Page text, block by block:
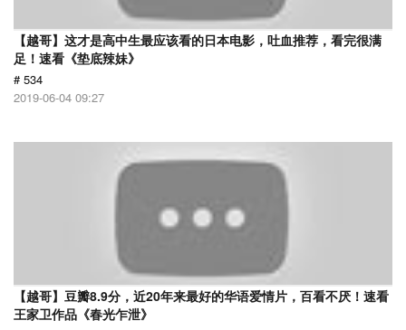
【越哥】这才是高中生最应该看的日本电影，吐血推荐，看完很满
足！速看《垫底辣妹》
# 534
2019-06-04 09:27
【越哥】豆瓣8.9分，近20年来最好的华语爱情片，百看不厌！速看
王家卫作品《春光乍泄》